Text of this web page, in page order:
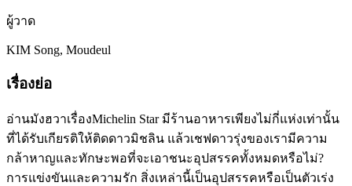
ผู้วาด
KIM Song, Moudeul
เรื่องย่อ
อ่านมังฮวาเรื่องMichelin Star มีร้านอาหารเพียงไม่กี่แห่งเท่านั้น
ที่ได้รับเกียรติให้ติดดาวมิชลิน แล้วเชฟดาวรุ่งของเรามีความ
กล้าหาญและทักษะพอที่จะเอาชนะอุปสรรคทั้งหมดหรือไม่?
การแข่งขันและความรัก สิ่งเหล่านี้เป็นอุปสรรคหรือเป็นตัวเร่ง